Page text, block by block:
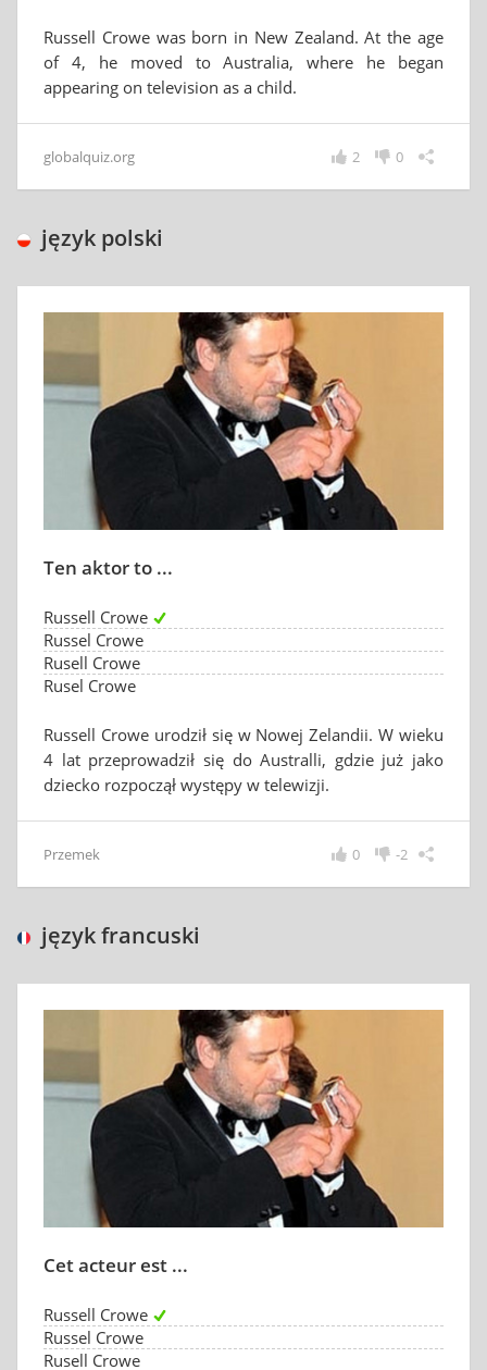
Russell Crowe was born in New Zealand. At the age
of 4, he moved to Australia, where he began
appearing on television as a child.
globalquiz.org 0
2
język polski
Ten aktor to ...
Russell Crowe
Russel Crowe
Rusell Crowe
Rusel Crowe
Russell Crowe urodził się w Nowej Zelandii. W wieku
4 lat przeprowadził się do Australli, gdzie już jako
dziecko rozpoczął występy w telewizji.
Przemek -2
0
język francuski
Cet acteur est ...
Russell Crowe
Russel Crowe
Rusell Crowe